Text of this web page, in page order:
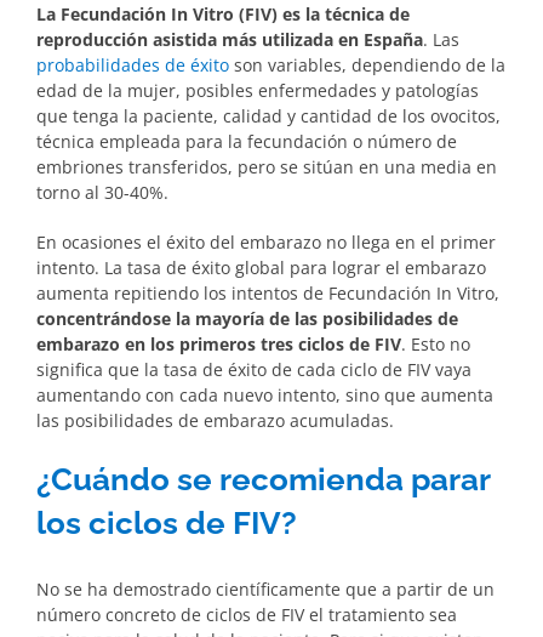
La Fecundación In Vitro (FIV) es la técnica de
reproducción asistida más utilizada en España. Las
probabilidades de éxito son variables, dependiendo de la
edad de la mujer, posibles enfermedades y patologías
que tenga la paciente, calidad y cantidad de los ovocitos,
técnica empleada para la fecundación o número de
embriones transferidos, pero se sitúan en una media en
torno al 30-40%.
En ocasiones el éxito del embarazo no llega en el primer
intento. La tasa de éxito global para lograr el embarazo
aumenta repitiendo los intentos de Fecundación In Vitro,
concentrándose la mayoría de las posibilidades de
embarazo en los primeros tres ciclos de FIV. Esto no
significa que la tasa de éxito de cada ciclo de FIV vaya
aumentando con cada nuevo intento, sino que aumenta
las posibilidades de embarazo acumuladas.
¿Cuándo se recomienda parar
los ciclos de FIV?
No se ha demostrado científicamente que a partir de un
número concreto de ciclos de FIV el tratamiento sea